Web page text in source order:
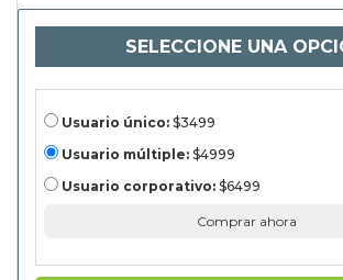
SELECCIONE UNA
Usuario único: $3499
Usuario múltiple: $4999
Usuario corporativo: $6499
Comprar ahora